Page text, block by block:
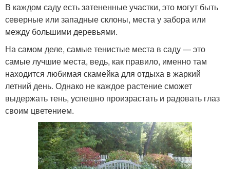
В каждом саду есть затененные участки, это могут быть
северные или западные склоны, места у забора или
между большими деревьями.
На самом деле, самые тенистые места в саду — это
самые лучшие места, ведь, как правило, именно там
находится любимая скамейка для отдыха в жаркий
летний день. Однако не каждое растение сможет
выдержать тень, успешно произрастать и радовать глаз
своим цветением.